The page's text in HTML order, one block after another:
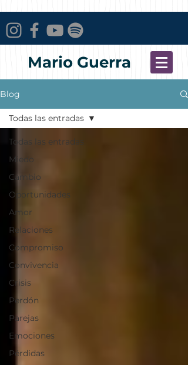
Mario Guerra
Blog
Todas las entradas
Miedo
Cambio
Oportunidades
Amor
Relaciones
Compromiso
Convivencia
Crisis
Perdón
Parejas
Emociones
Pérdidas
Todas las entradas